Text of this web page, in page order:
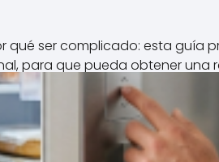
qué ser complicado: esta guía
para que pueda obtener una
Leer Articulo